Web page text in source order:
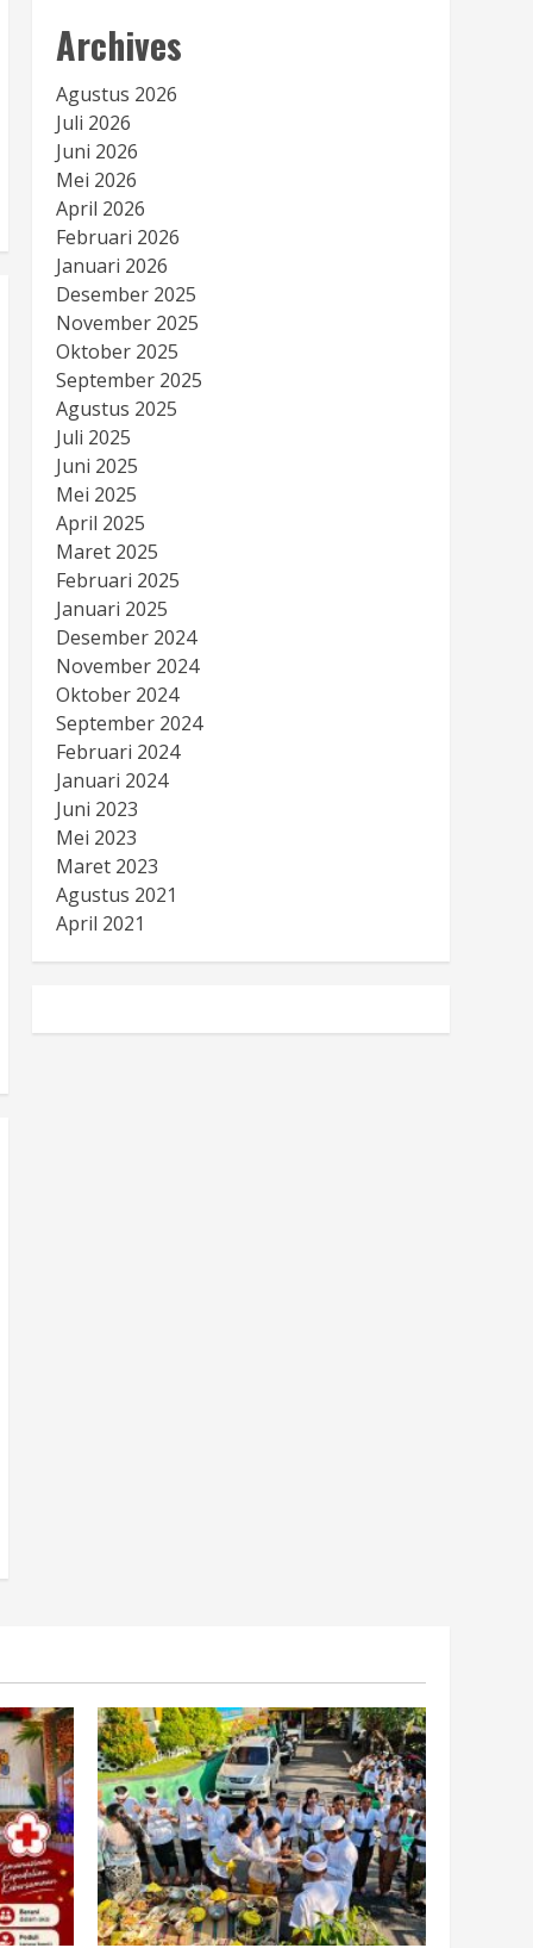
Archives
Agustus 2026
Juli 2026
Juni 2026
Mei 2026
April 2026
Februari 2026
Januari 2026
Desember 2025
November 2025
Oktober 2025
September 2025
Agustus 2025
Juli 2025
Juni 2025
Mei 2025
April 2025
Maret 2025
Februari 2025
Januari 2025
Desember 2024
November 2024
Oktober 2024
September 2024
Februari 2024
Januari 2024
Juni 2023
Mei 2023
Maret 2023
Agustus 2021
April 2021